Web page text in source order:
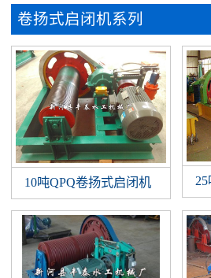
卷扬式启闭机系列
10吨QPQ卷扬式启闭机